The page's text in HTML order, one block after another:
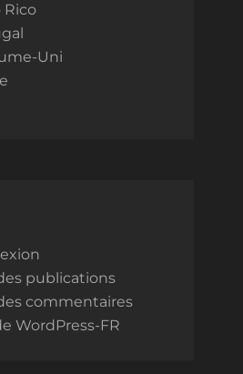
Rico
Uni
publications
commentaires
WordPress-FR